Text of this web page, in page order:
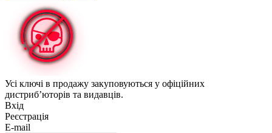
Усі ключі в продажу закуповуються у офіційних
дистриб’юторів та видавців.
Вхід
Реєстрація
E-mail